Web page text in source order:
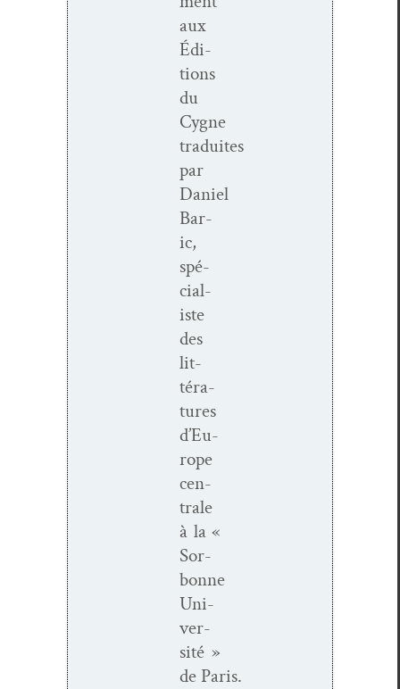
aux
Édi­
tions
du
Cygne
traduites
par
Daniel
Bar­
ic,
spé­
cial­
iste
des
lit­
téra­
tures
d’Eu­
rope
cen­
trale
à la «
Sor­
bonne
Uni­
ver­
sité »
de Paris.